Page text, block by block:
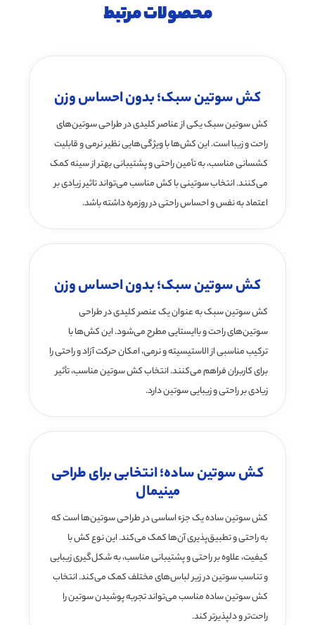
محصولات مرتبط
کش سوتین سبک؛ بدون احساس وزن
کش سوتین سبک یکی از عناصر کلیدی در طراحی سوتین‌های
راحت و زیبا است. این کش‌ها با ویژگی‌هایی نظیر نرمی و قابلیت
کشسانی مناسب، به تأمین راحتی و پشتیبانی بهتر از سینه کمک
می‌کنند. انتخاب سوتینی با کش مناسب می‌تواند تاثیر زیادی بر
اعتماد به نفس و احساس راحتی در روزمره داشته باشد.
کش سوتین سبک؛ بدون احساس وزن
کش سوتین سبک به عنوان یک عنصر کلیدی در طراحی
سوتین‌های راحت و باایستایی مطرح می‌شود. این کش‌ها با
ترکیب مناسبی از الاستیسیته و نرمی، امکان حرکت آزاد و راحتی را
برای کاربران فراهم می‌کنند. انتخاب کش سوتین مناسب، تأثیر
زیادی بر راحتی و زیبایی سوتین دارد.
کش سوتین ساده؛ انتخابی برای طراحی
مینیمال
کش سوتین ساده یک جزء اساسی در طراحی سوتین‌ها است که
به راحتی و تطبیق‌پذیری آن‌ها کمک می‌کند. این نوع کش با
کیفیت، علاوه بر راحتی و پشتیبانی مناسب، به شکل‌گیری زیبایی
و تناسب سوتین در زیر لباس‌های مختلف کمک می‌کند. انتخاب
کش سوتین ساده مناسب می‌تواند تجربه پوشیدن سوتین را
راحت‌تر و دلپذیرتر کند.